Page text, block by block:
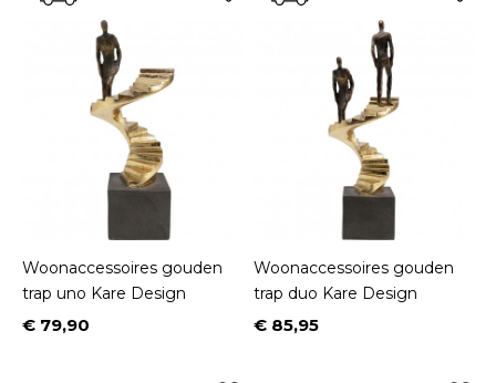
Woonaccessoires gouden
trap uno Kare Design
Prijs
€ 79,90
Woonaccessoires gouden
trap duo Kare Design
Prijs
€ 85,95